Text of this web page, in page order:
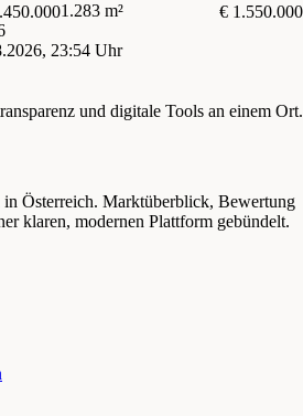
1.283 m²
€ 1.550.000
23:54 Uhr
und digitale Tools an einem Ort.
Österreich. Marktüberblick, Bewertung
klaren, modernen Plattform gebündelt.